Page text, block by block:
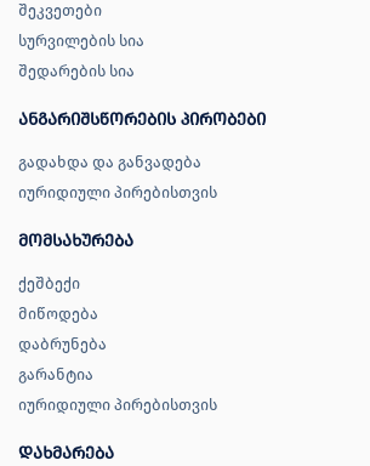
შეკვეთები
სურვილების სია
შედარების სია
ანგარიშსწორების პირობები
გადახდა და განვადება
იურიდიული პირებისთვის
მომსახურება
ქეშბექი
მიწოდება
დაბრუნება
გარანტია
იურიდიული პირებისთვის
დახმარება